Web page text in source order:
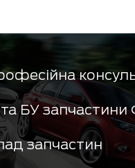
та БУ
запчастин